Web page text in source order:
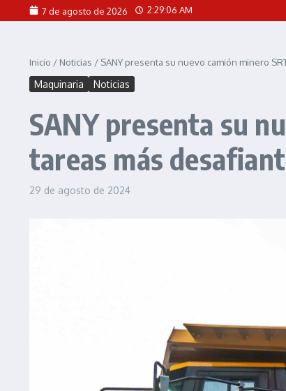
Saltar al contenido7 de agosto de 2026 2:29:08 AM
Inicio / Noticias / SANY presenta su nuevo camión minero
Maquinaria Noticias
SANY presenta su
tareas más
29 de agosto de 2024